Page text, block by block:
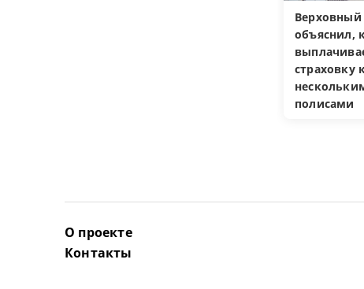
Верховный
объяснил,
страховку
полисами
О проекте
Контакты